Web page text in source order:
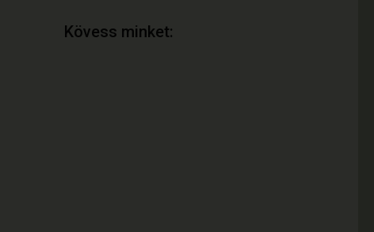
Kövess minket: